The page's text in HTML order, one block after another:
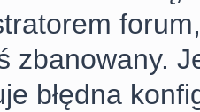
zbanowany.
błędna